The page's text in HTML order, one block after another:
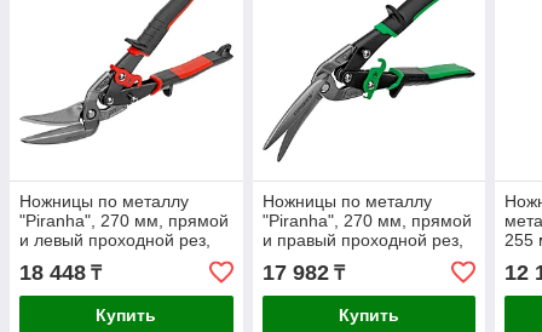
Ножницы по металлу
"Piranha", 270 мм, прямой
и левый проходной рез,
сталь СrMo,
18 448 ₸
Купить
Ножницы по металлу
"Piranha", 270 мм, прямой
и правый проходной рез,
сталь СrMo,
17 982₸
Купить
255
12